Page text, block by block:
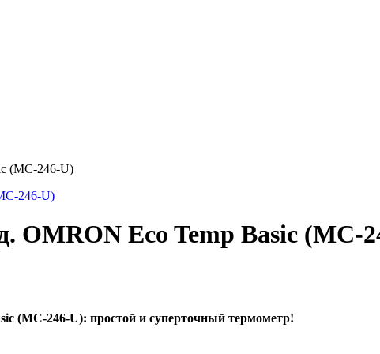
(MC-246-U)
OMRON Eco Temp Basic (MC-
246-U): простой и суперточный термометр!